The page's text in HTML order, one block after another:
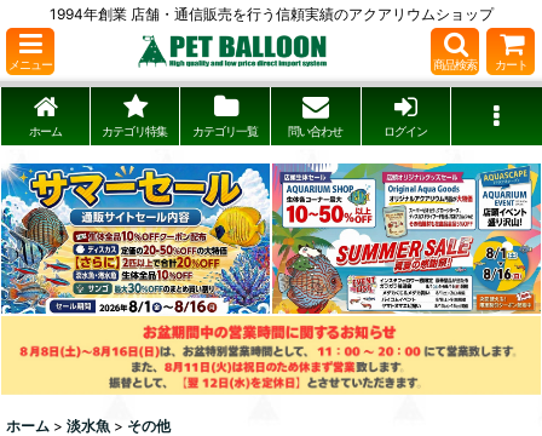
1994年創業 店舗・通信販売を行う信頼実績のアクアリウムショップ
メニュー 商品検索 カート
ホーム カテゴリ特集 カテゴリ一覧 問い合わせ ログイン
ホーム > 淡水魚 > その他